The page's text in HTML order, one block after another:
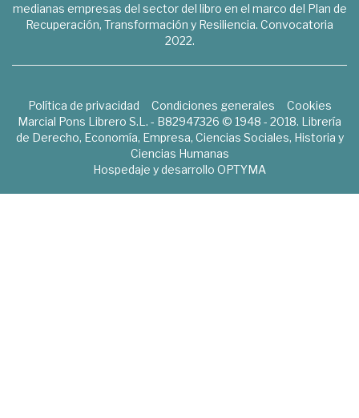
medianas empresas del sector del libro en el marco del Plan de
Recuperación, Transformación y Resiliencia. Convocatoria
2022.
Política de privacidad Condiciones generales
Cookies
Marcial Pons Librero S.L. - B82947326 © 1948 - 2018. Librería
de Derecho, Economía, Empresa, Ciencias Sociales, Historia y
Ciencias Humanas
Hospedaje y desarrollo OPTYMA